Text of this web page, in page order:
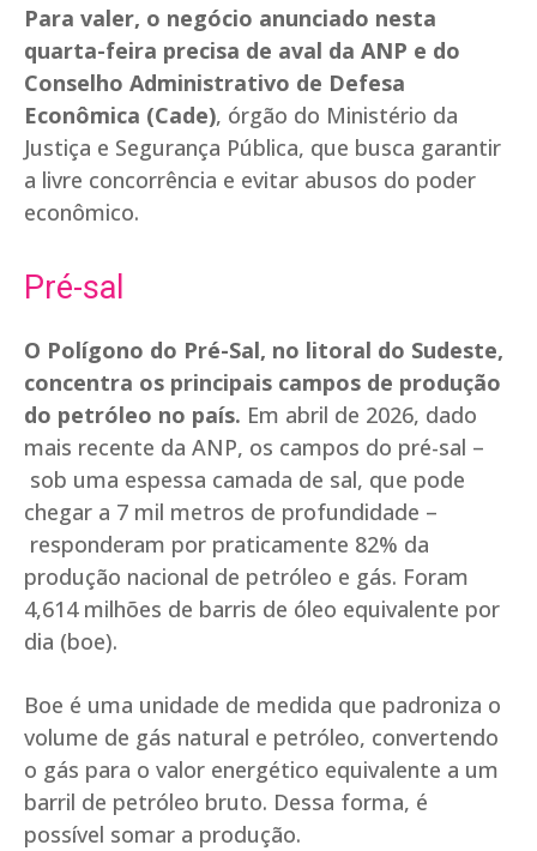
Para valer, o negócio anunciado nesta
quarta-feira precisa de aval da ANP e do
Conselho Administrativo de Defesa
Econômica (Cade), órgão do Ministério da
Justiça e Segurança Pública, que busca garantir
a livre concorrência e evitar abusos do poder
econômico.
Pré-sal
O Polígono do Pré-Sal, no litoral do Sudeste,
concentra os principais campos de produção
do petróleo no país. Em abril de 2026, dado
mais recente da ANP, os campos do pré-sal –
sob uma espessa camada de sal, que pode
chegar a 7 mil metros de profundidade –
responderam por praticamente 82% da
produção nacional de petróleo e gás. Foram
4,614 milhões de barris de óleo equivalente por
dia (boe).
Boe é uma unidade de medida que padroniza o
volume de gás natural e petróleo, convertendo
o gás para o valor energético equivalente a um
barril de petróleo bruto. Dessa forma, é
possível somar a produção.